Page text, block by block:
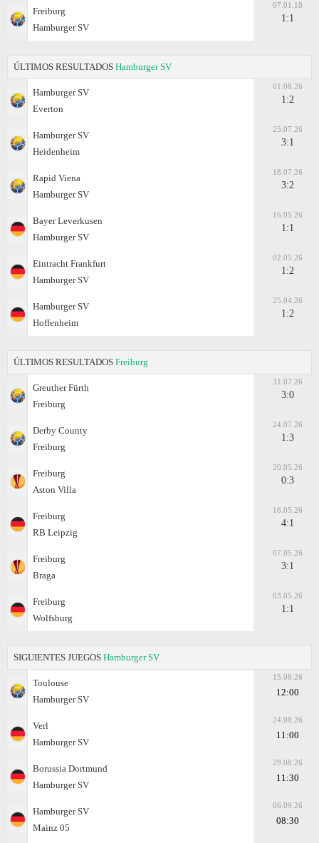
Freiburg
Hamburger SV
07.01.18
1:1
ÚLTIMOS RESULTADOS Hamburger SV
Hamburger SV
Everton
01.08.26
1:2
Hamburger SV
Heidenheim
25.07.26
3:1
Rapid Viena
Hamburger SV
18.07.26
3:2
Bayer Leverkusen
Hamburger SV
16.05.26
1:1
Eintracht Frankfurt
Hamburger SV
02.05.26
1:2
Hamburger SV
Hoffenheim
25.04.26
1:2
ÚLTIMOS RESULTADOS Freiburg
Greuther Fürth
Freiburg
31.07.26
3:0
Derby County
Freiburg
24.07.26
1:3
Freiburg
Aston Villa
20.05.26
0:3
Freiburg
RB Leipzig
16.05.26
4:1
Freiburg
Braga
07.05.26
3:1
Freiburg
Wolfsburg
03.05.26
1:1
SIGUIENTES JUEGOS Hamburger SV
Toulouse
Hamburger SV
15.08.26
12:00
Verl
Hamburger SV
24.08.26
11:00
Borussia Dortmund
Hamburger SV
29.08.26
11:30
Hamburger SV
Mainz 05
06.09.26
08:30